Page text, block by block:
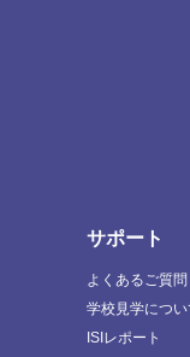
サポート
よくあるご質問
学校見学につい
ISIレポート